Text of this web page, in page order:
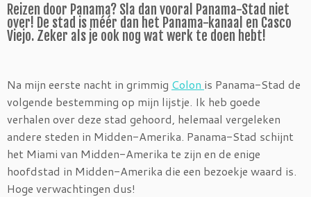
Reizen door Panama? Sla dan vooral Panama-Stad niet
over! De stad is méér dan het Panama-kanaal en Casco
Viejo. Zeker als je ook nog wat werk te doen hebt!
Na mijn eerste nacht in grimmig Colon is Panama-Stad de
volgende bestemming op mijn lijstje. Ik heb goede
verhalen over deze stad gehoord, helemaal vergeleken
andere steden in Midden-Amerika. Panama-Stad schijnt
het Miami van Midden-Amerika te zijn en de enige
hoofdstad in Midden-Amerika die een bezoekje waard is.
Hoge verwachtingen dus!